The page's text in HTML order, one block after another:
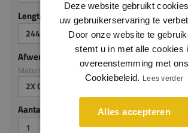
Lengte (mm)
2440
Afwerking
Materiaal: MDF ecologisch
2X GEGROND
Aantal stuks
Deze website gebruikt
uw gebruikerservaring te
Door onze website te
stemt u in met alle cookies
overeenstemming met ons
Cookiebeleid. Lees verder
Alles accepteren